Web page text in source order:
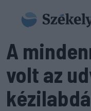
A
volt az